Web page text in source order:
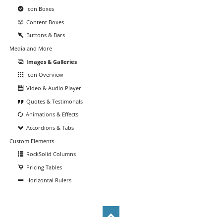
Icon Boxes
Content Boxes
Buttons & Bars
Media and More
Images & Galleries
Icon Overview
Video & Audio Player
Quotes & Testimonals
Animations & Effects
Accordions & Tabs
Custom Elements
RockSolid Columns
Pricing Tables
Horizontal Rulers